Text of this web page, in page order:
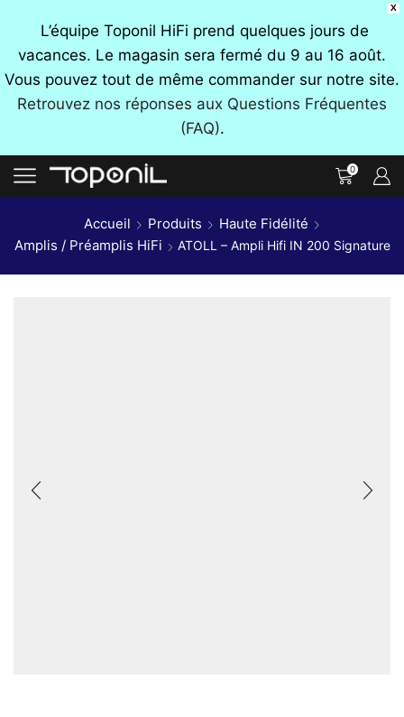
X
L’équipe Toponil HiFi prend quelques jours de
vacances. Le magasin sera fermé du 9 au 16 août.
Vous pouvez tout de même commander sur notre site.
Retrouvez nos réponses aux Questions Fréquentes
(FAQ).
0
Accueil Produits
Haute Fidélité
Amplis / Préamplis HiFi
ATOLL – Ampli Hifi IN 200 Signature